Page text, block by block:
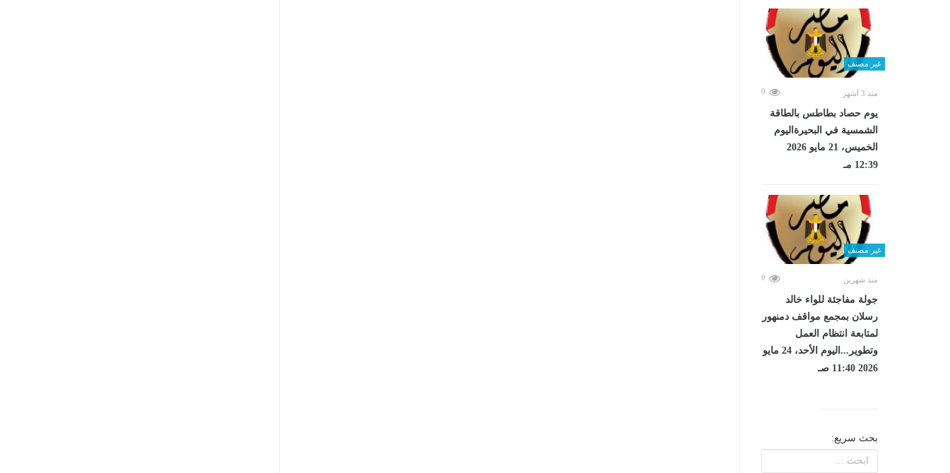
غير مصنف
منذ 3 أشهر 0
يوم حصاد بطاطس بالطاقة
الشمسية في البحيرةاليوم
الخميس، 21 مايو 2026
12:39 مـ
غير مصنف
منذ شهرين 0
جولة مفاجئة للواء خالد
رسلان بمجمع مواقف دمنهور
لمتابعة انتظام العمل
وتطوير...اليوم الأحد، 24 مايو
2026 11:40 صـ
بحث سريع: